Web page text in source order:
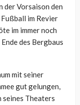
der Vorsaison den
im Revier
im immer noch
des Bergbaus
mit seiner
gut gelungen,
seines Theaters